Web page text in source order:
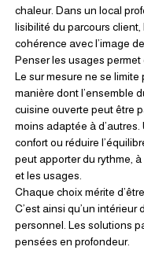
chaleur. Dans un local
lisibilité du parcours client,
cohérence avec l’image de
Penser les usages permet
Le sur mesure ne se
manière dont l’ensemble
cuisine ouverte peut être
moins adaptée à
confort ou réduire
peut apporter du rythme,
et les usages.
Chaque choix mérite
C’est ainsi qu’un intérieur
personnel. Les solutions
pensées en profondeur.